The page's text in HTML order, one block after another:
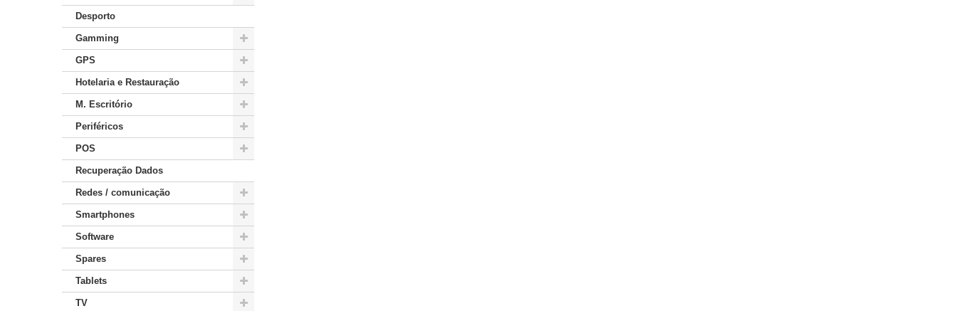
Desporto
Gamming
GPS
Hotelaria e Restauração
M. Escritório
Periféricos
POS
Recuperação Dados
Redes / comunicação
Smartphones
Software
Spares
Tablets
TV